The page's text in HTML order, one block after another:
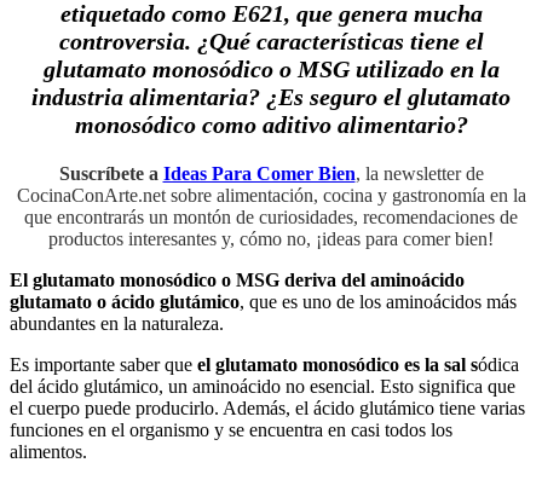
etiquetado como E621, que genera mucha
controversia. ¿Qué características tiene el
glutamato monosódico o MSG utilizado en la
industria alimentaria? ¿Es seguro el glutamato
monosódico como aditivo alimentario?
Suscríbete a Ideas Para Comer Bien, la newsletter de
CocinaConArte.net sobre alimentación, cocina y gastronomía en la
que encontrarás un montón de curiosidades, recomendaciones de
productos interesantes y, cómo no, ¡ideas para comer bien!
El glutamato monosódico o MSG deriva del aminoácido
glutamato o ácido glutámico, que es uno de los aminoácidos más
abundantes en la naturaleza.
Es importante saber que el glutamato monosódico es la sal sódica
del ácido glutámico, un aminoácido no esencial. Esto significa que
el cuerpo puede producirlo. Además, el ácido glutámico tiene varias
funciones en el organismo y se encuentra en casi todos los
alimentos.